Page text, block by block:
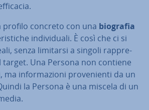
profilo concreto con una biografia
in­di­vi­dua­li. È così che ci si
senza limitarsi a singoli rap­pre­
Una Persona non contiene
ma in­for­ma­zio­ni pro­ve­nien­ti da un
la Persona è una miscela di un